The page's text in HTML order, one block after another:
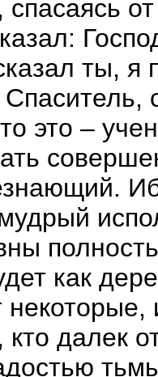
спасаясь
ты, я
это –
как
далек